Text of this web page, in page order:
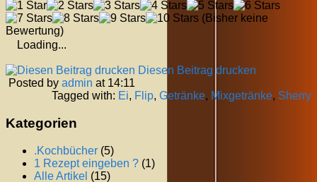
(Bisher keine
Bewertung)
Loading...
Diesen Beitrag drucken
Posted by admin at 14:11
Tagged with: Ei, Flip, Getränke, Mixgetränke, Sherry
Kategorien
.Kochbücher (5)
1 Rezept eingeben ? (1)
Alle Artikel (15)